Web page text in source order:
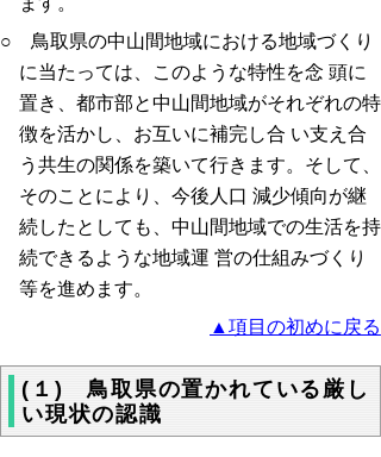
○ 鳥取県の中山間地域における地域づくり
に当たっては、このような特性を念 頭に
置き、都市部と中山間地域がそれぞれの特
徴を活かし、お互いに補完し合 い支え合
う共生の関係を築いて行きます。そして、
そのことにより、今後人口 減少傾向が継
続したとしても、中山間地域での生活を持
続できるような地域運 営の仕組みづくり
等を進めます。
▲項目の初めに戻る
(１) 鳥取県の置かれている厳し
い現状の認識